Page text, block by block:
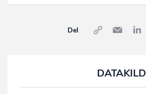
Del